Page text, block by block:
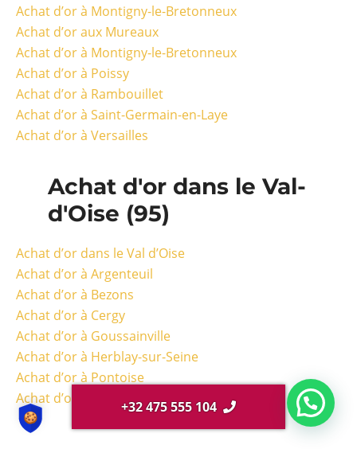
Achat d’or à Montigny-le-Bretonneux
Achat d’or aux Mureaux
Achat d’or à Montigny-le-Bretonneux
Achat d’or à Poissy
Achat d’or à Rambouillet
Achat d’or à Saint-Germain-en-Laye
Achat d’or à Versailles
Achat d'or dans le Val-
d'Oise (95)
Achat d’or dans le Val d’Oise
Achat d’or à Argenteuil
Achat d’or à Bezons
Achat d’or à Cergy
Achat d’or à Goussainville
Achat d’or à Herblay-sur-Seine
Achat d’or à Pontoise
Achat d’or à Sarcelles+32 475 555 104